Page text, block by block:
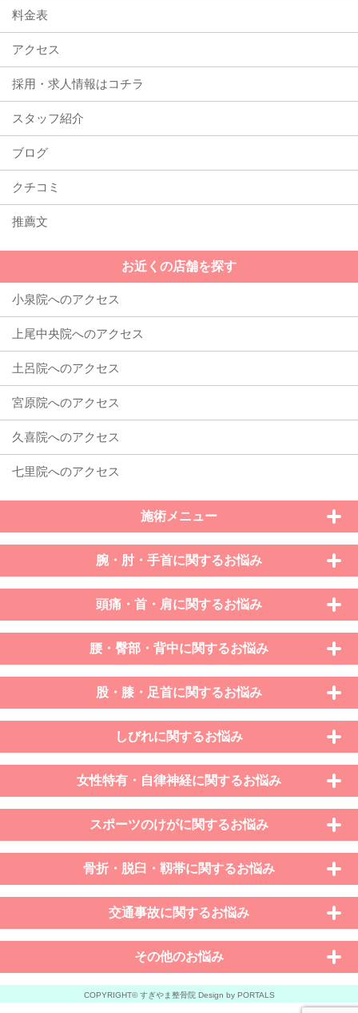
料金表
アクセス
採用・求人情報はコチラ
スタッフ紹介
ブログ
クチコミ
推薦文
お近くの店舗を探す
施術メニュー
腕・肘・手首に関するお悩み
頭痛・首・肩に関するお悩み
腰・臀部・背中に関するお悩み
股・膝・足首に関するお悩み
しびれに関するお悩み
女性特有・自律神経に関するお悩み
スポーツのけがに関するお悩み
骨折・脱臼・靱帯に関するお悩み
交通事故に関するお悩み
その他のお悩み
COPYRIGHT© すぎやま整骨院 Design by PORTALS